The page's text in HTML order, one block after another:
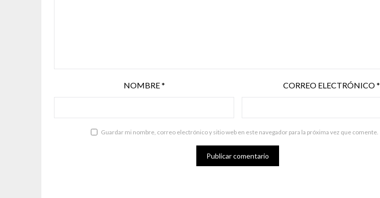
NOMBRE* CORREO ELECTRÓNICO*
Guardar mi nombre, correo electrónico y sitio web en este navegador para la próxima vez que comente.